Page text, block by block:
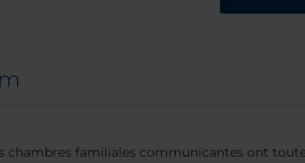
chambres familiales communicantes ont